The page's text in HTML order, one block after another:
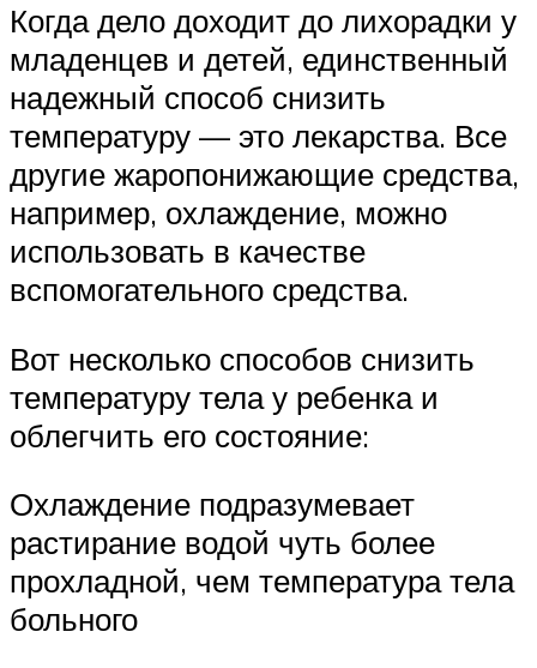
Когда дело доходит до лихорадки у
младенцев и детей, единственный
надежный способ снизить
температуру — это лекарства. Все
другие жаропонижающие средства,
например, охлаждение, можно
использовать в качестве
вспомогательного средства.
Вот несколько способов снизить
температуру тела у ребенка и
облегчить его состояние:
Охлаждение подразумевает
растирание водой чуть более
прохладной, чем температура тела
больного